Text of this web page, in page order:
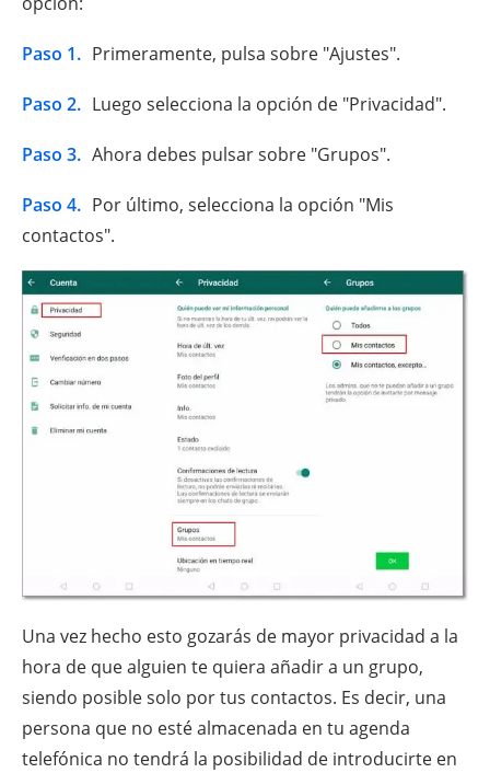
Paso 1. Primeramente, pulsa sobre "Ajustes".
Paso 2. Luego selecciona la opción de "Privacidad".
Paso 3. Ahora debes pulsar sobre "Grupos".
Paso 4. Por último, selecciona la opción "Mis
contactos".
Una vez hecho esto gozarás de mayor privacidad a la
hora de que alguien te quiera añadir a un grupo,
siendo posible solo por tus contactos. Es decir, una
persona que no esté almacenada en tu agenda
telefónica no tendrá la posibilidad de introducirte en